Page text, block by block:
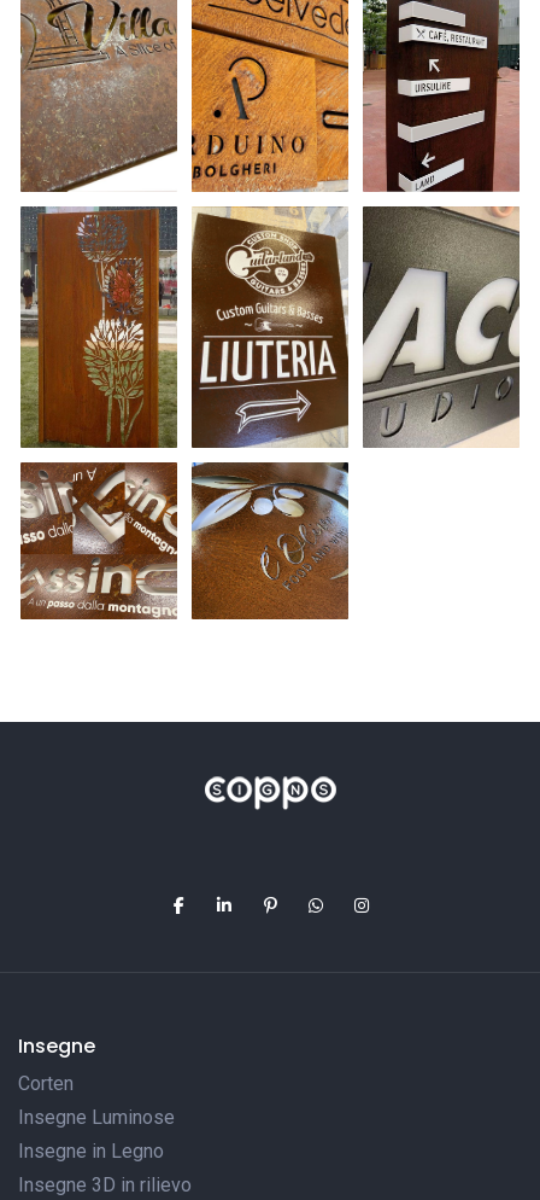
Insegne
Corten
Insegne Luminose
Insegne in Legno
Insegne 3D in rilievo